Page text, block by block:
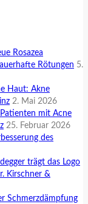
Rosazea
Rötungen 5.
Haut: Akne
2. Mai 2026
mit Acne
25. Februar 2026
des
trägt das Logo
Kirschner &
Schmerzdämpfung